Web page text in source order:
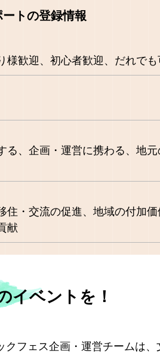
トの登録情報
様歓迎、初心者歓迎、だれでも
る、企画・運営に携わる、地
住・交流の促進、地域の付加
献
イベントを！
クフェス企画・運営チームは、